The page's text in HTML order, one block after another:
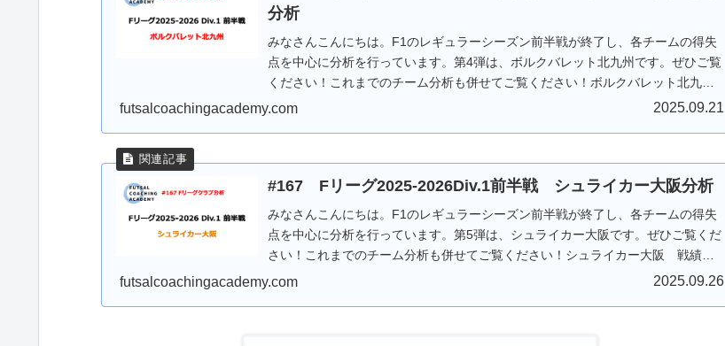
分析
みなさんこんにちは。F1のレギュラーシーズン前半戦が終了し、各チームの得失
点を中心に分析を行っています。第4弾は、ボルクバレット北九州です。ぜひご覧
ください！これまでのチーム分析も併せてご覧ください！ボルクバレット北九
州 戦績まずは前半戦の...
futsalcoachingacademy.com 2025.09.21
#167 Fリーグ2025-2026Div.1前半戦 シュライカー大阪分析
みなさんこんにちは。F1のレギュラーシーズン前半戦が終了し、各チームの得失
点を中心に分析を行っています。第5弾は、シュライカー大阪です。ぜひご覧くだ
さい！これまでのチーム分析も併せてご覧ください！シュライカー大阪 戦績ま
ずは前半戦の戦績につ...
futsalcoachingacademy.com 2025.09.26